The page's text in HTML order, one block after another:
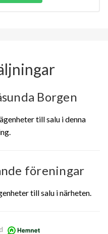
Borgen
till salu i denna
föreningar
till salu i närheten.